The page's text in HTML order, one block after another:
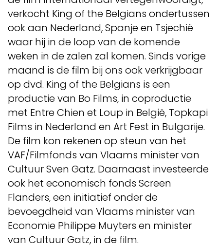
verkocht King of the Belgians ondertussen
ook aan Nederland, Spanje en Tsjechië
waar hij in de loop van de komende
weken in de zalen zal komen. Sinds vorige
maand is de film bij ons ook verkrijgbaar
op dvd. King of the Belgians is een
productie van Bo Films, in coproductie
met Entre Chien et Loup in België, Topkapi
Films in Nederland en Art Fest in Bulgarije.
De film kon rekenen op steun van het
VAF/Filmfonds van Vlaams minister van
Cultuur Sven Gatz. Daarnaast investeerde
ook het economisch fonds Screen
Flanders, een initiatief onder de
bevoegdheid van Vlaams minister van
Economie Philippe Muyters en minister
van Cultuur Gatz, in de film.